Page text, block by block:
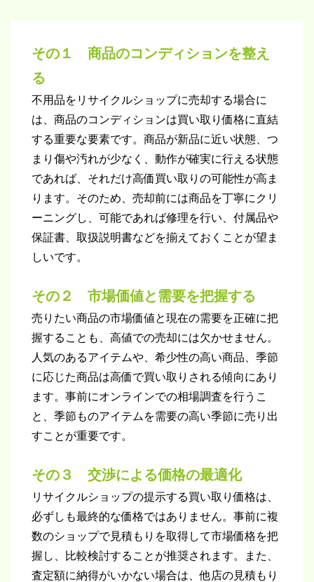
その１ 商品のコンディションを整え
る
不用品をリサイクルショップに売却する場合に
は、商品のコンディションは買い取り価格に直結
する重要な要素です。商品が新品に近い状態、つ
まり傷や汚れが少なく、動作が確実に行える状態
であれば、それだけ高価買い取りの可能性が高ま
ります。そのため、売却前には商品を丁寧にクリ
ーニングし、可能であれば修理を行い、付属品や
保証書、取扱説明書などを揃えておくことが望ま
しいです。
その２ 市場価値と需要を把握する
売りたい商品の市場価値と現在の需要を正確に把
握することも、高値での売却には欠かせません。
人気のあるアイテムや、希少性の高い商品、季節
に応じた商品は高価で買い取りされる傾向にあり
ます。事前にオンラインでの相場調査を行うこ
と、季節ものアイテムを需要の高い季節に売り出
すことが重要です。
その３ 交渉による価格の最適化
リサイクルショップの提示する買い取り価格は、
必ずしも最終的な価格ではありません。事前に複
数のショップで見積もりを取得して市場価格を把
握し、比較検討することが推奨されます。また、
査定額に納得がいかない場合は、他店の見積もり